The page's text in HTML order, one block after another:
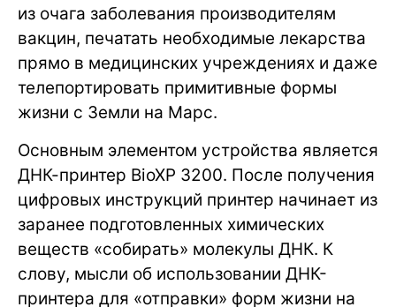
из очага заболевания производителям
вакцин, печатать необходимые лекарства
прямо в медицинских учреждениях и даже
телепортировать примитивные формы
жизни с Земли на Марс.
Основным элементом устройства является
ДНК-принтер BioXP 3200. После получения
цифровых инструкций принтер начинает из
заранее подготовленных химических
веществ «собирать» молекулы ДНК. К
слову, мысли об использовании ДНК-
принтера для «отправки» форм жизни на